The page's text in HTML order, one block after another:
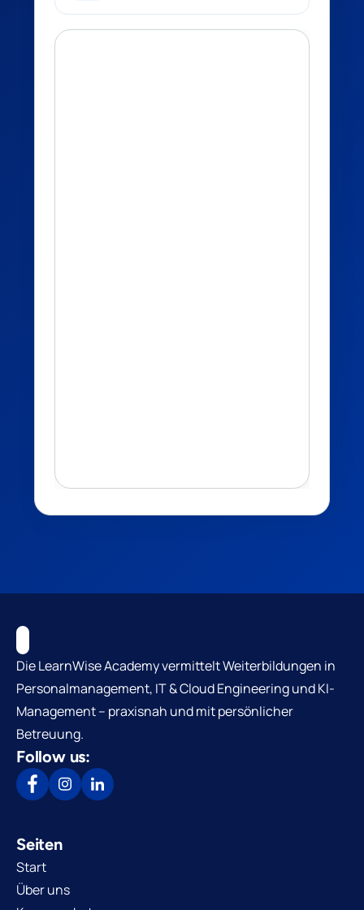
Die LearnWise Academy vermittelt Weiterbildungen in
Personalmanagement, IT & Cloud Engineering und KI-
Management – praxisnah und mit persönlicher
Betreuung.
Follow us:
Seiten
Start
Über uns